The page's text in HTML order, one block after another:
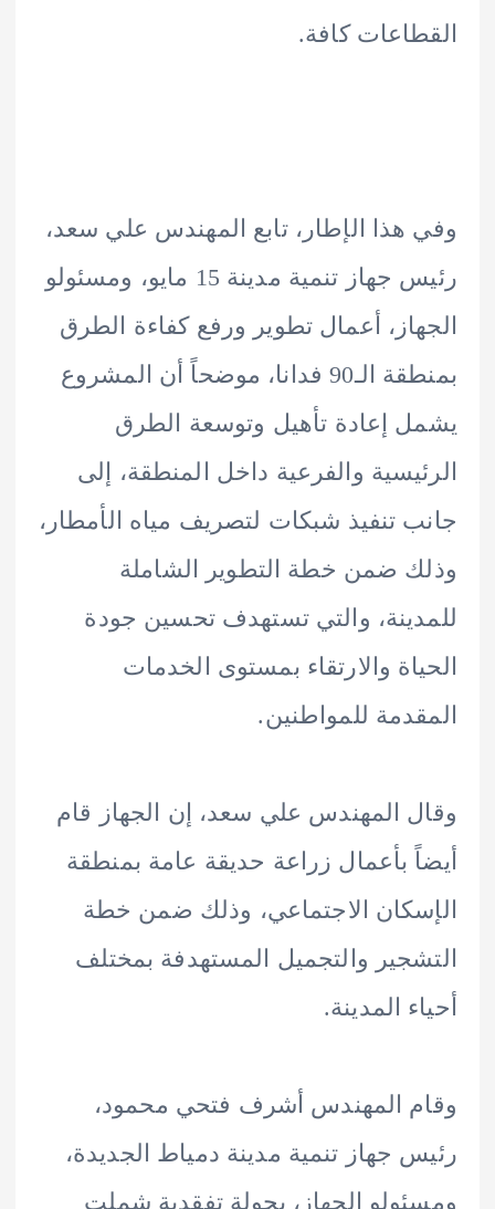
كافة.
الإطار، تابع المهندس علي سعد،
رئيس جهاز تنمية مدينة 15 مايو، ومسئولو
أعمال تطوير ورفع كفاءة الطرق
بمنطقة الـ90 فدانا، موضحاً أن المشروع
إعادة تأهيل وتوسعة الطرق
والفرعية داخل المنطقة، إلى
تنفيذ شبكات لتصريف مياه الأمطار،
ضمن خطة التطوير الشاملة
والتي تستهدف تحسين جودة
والارتقاء بمستوى الخدمات
للمواطنين.
المهندس علي سعد، إن الجهاز قام
بأعمال زراعة حديقة عامة بمنطقة
الاجتماعي، وذلك ضمن خطة
والتجميل المستهدفة بمختلف
المدينة.
المهندس أشرف فتحي محمود،
جهاز تنمية مدينة دمياط الجديدة،
الجهاز، بجولة تفقدية شملت